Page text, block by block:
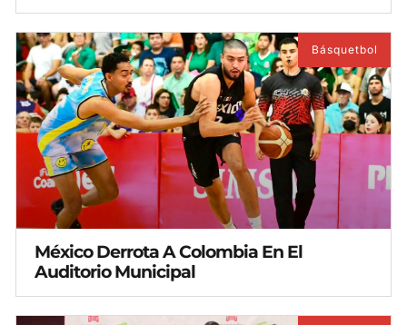
Básquetbol
México Derrota A Colombia En El
Auditorio Municipal